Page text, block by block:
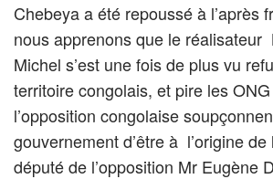
Chebeya a été repoussé à l’après
nous apprenons que le réalisateur
Michel s’est une fois de plus vu
territoire congolais, et pire les
l’opposition congolaise
gouvernement d’être à l’origine de
député de l’opposition Mr Eugène